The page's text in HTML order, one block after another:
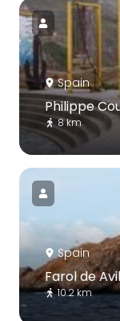
Spain
Philippe
8 km
Spain
Farol de
10.2 km